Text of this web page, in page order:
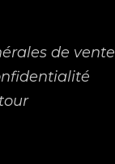
de vente